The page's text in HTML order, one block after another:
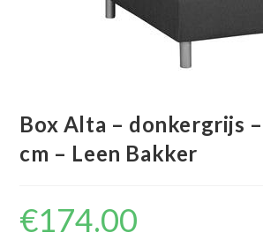
Box Alta – donkergrijs
cm – Leen Bakker
€174.00